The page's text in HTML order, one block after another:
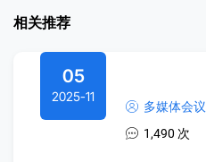
相关推荐
05
2025-11
多媒体会议
1,490 次